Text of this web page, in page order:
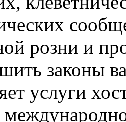
розни и
законы
услуги